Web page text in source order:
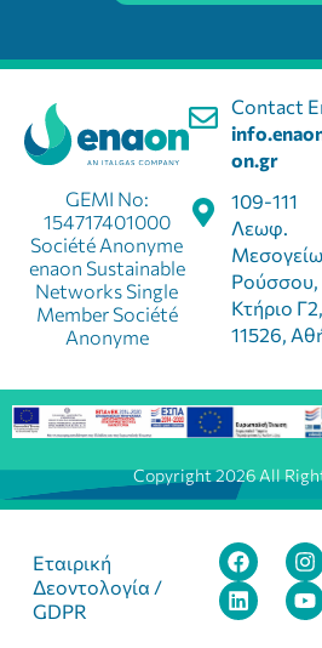
Contact
on.gr
109-111
Λεωφ.
Ρούσσου,
Κτήριο Γ2,
11526,
GEMI No:
154717401000
Société Anonyme
enaon Sustainable
Networks Single
Member Société
Anonyme
Copyright 2026 All
Εταιρική
Δεοντολογία /
GDPR